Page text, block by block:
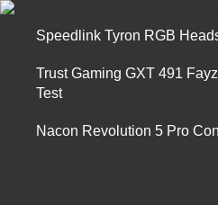
Speedlink Tyron RGB
Trust Gaming GXT 491
Test
Nacon Revolution 5 Pro